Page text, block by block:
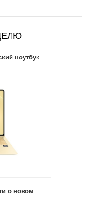
ноутбук
о новом